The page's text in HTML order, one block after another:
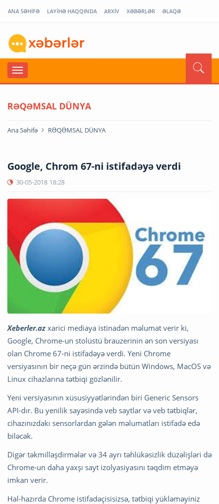
ANA SƏHİFƏ LAYİHƏ HAQQINDA ARXİV XƏBƏRLƏR ƏLAQƏ
RƏQƏMSAL DÜNYA
Ana Səhifə RƏQƏMSAL DÜNYA
Google, Chrom 67-ni istifadəyə verdi
30-05-2018 18:28
Xeberler.az xarici mediaya istinadən məlumat verir ki,
Google, Chrome-un stolüstü brauzerinin ən son versiyası
olan Chrome 67-ni istifadəyə verdi. Yeni Chrome
versiyasının bir neçə gün ərzində bütün Windows, MacOS və
Linux cihazlarına tətbiqi gözlənilir.
Yeni versiyasının xüsusiyyətlərindən biri Generic Sensors
API-dır. Bu yenilik sayəsində veb saytlar və veb tətbiqlər,
cihazınızdakı sensorlardan gələn məlumatları istifadə edə
biləcək.
Digər təkmilləşdirmələr və 34 ayrı təhlükəsizlik düzəlişləri də
Chrome-un daha yaxşı sayt izolyasiyasını təqdim etməyə
imkan verir.
Hal-hazırda Chrome istifadəçisisizsə, tətbiqi yükləməyiniz